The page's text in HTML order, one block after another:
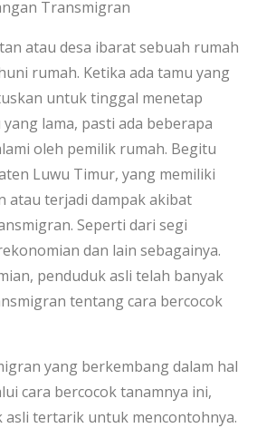
Transmigran
atau desa ibarat sebuah rumah
rumah. Ketika ada tamu yang
untuk tinggal menetap
lama, pasti ada beberapa
oleh pemilik rumah. Begitu
Luwu Timur, yang memiliki
atau terjadi dampak akibat
Seperti dari segi
dan lain sebagainya.
penduduk asli telah banyak
tentang cara bercocok
yang berkembang dalam hal
cara bercocok tanamnya ini,
asli tertarik untuk mencontohnya.